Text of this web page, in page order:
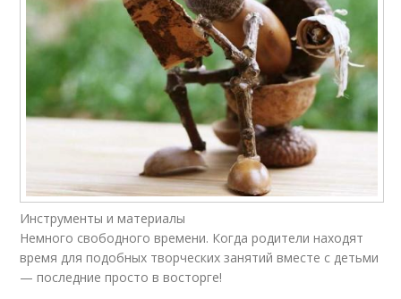
Инструменты и материалы
Немного свободного времени. Когда родители находят
время для подобных творческих занятий вместе с детьми
— последние просто в восторге!